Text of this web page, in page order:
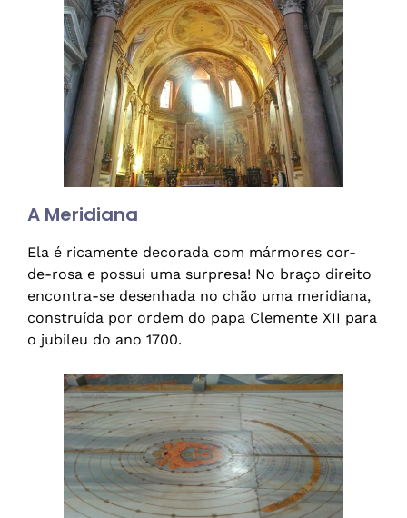
A Meridiana
Ela é ricamente decorada com mármores cor-
de-rosa e possui uma surpresa! No braço direito
encontra-se desenhada no chão uma meridiana,
construída por ordem do papa Clemente XII para
o jubileu do ano 1700.